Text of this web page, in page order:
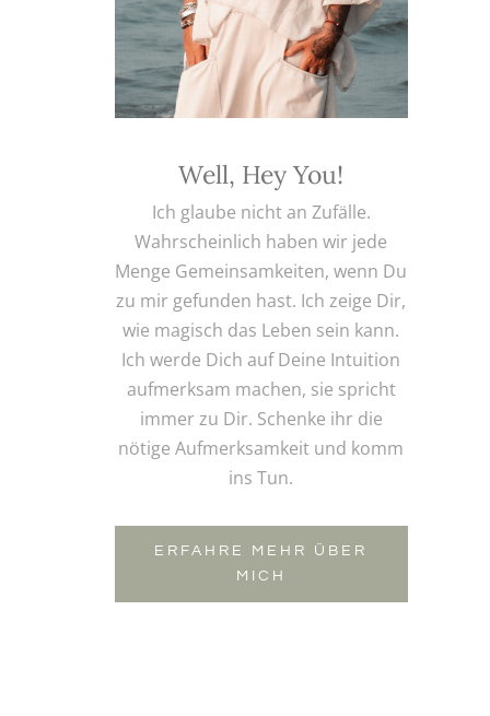
Well, Hey You!
Ich glaube nicht an Zufälle.
Wahrscheinlich haben wir jede
Menge Gemeinsamkeiten, wenn Du
zu mir gefunden hast. Ich zeige Dir,
wie magisch das Leben sein kann.
Ich werde Dich auf Deine Intuition
aufmerksam machen, sie spricht
immer zu Dir. Schenke ihr die
nötige Aufmerksamkeit und komm
ins Tun.
ERFAHRE MEHR ÜBER
MICH